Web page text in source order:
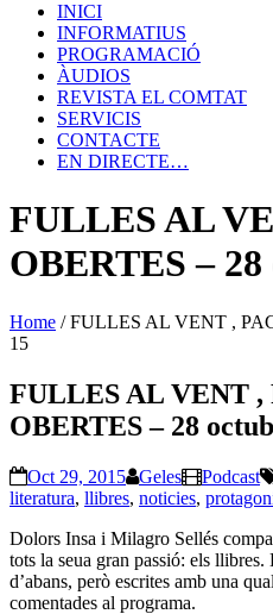
INICI
INFORMATIUS
PROGRAMACIÓ
ÀUDIOS
REVISTA EL COMTAT
SERVICIS
CONTACTE
EN DIRECTE…
FULLES AL
OBERTES –
Home /FULLES AL VENT ,
15
FULLES AL VENT ,
OBERTES – 28
Oct 29, 2015 Geles Podcast
literatura, llibres, noticies,
Dolors Insa i Milagro Sellés
tots la seua gran passió: els
d’abans, però escrites amb una
comentades al programa.